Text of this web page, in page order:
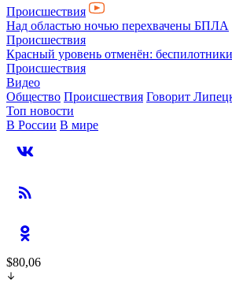
Происшествия
Над областью ночью перехвачены БПЛА
Происшествия
Красный уровень отменён:
Происшествия
Видео
Общество Происшествия Говорит
Топ новости
В России В мире
$80,06